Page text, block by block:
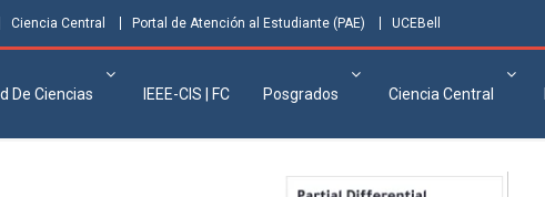
Ciencia Central Portal de Atención al Estudiante (PAE) UCEBell
De Ciencias IEEE-CIS | FC Posgrados Ciencia Central